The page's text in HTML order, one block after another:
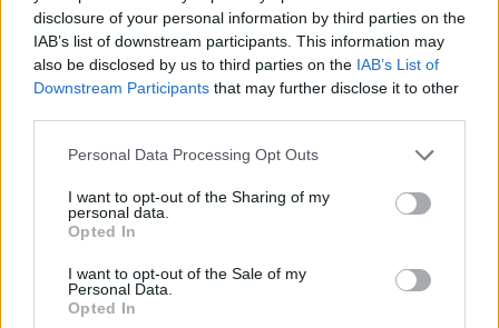
disclosure of your personal information by third parties on the
IAB’s list of downstream participants. This information may
also be disclosed by us to third parties on the IAB’s List of
Downstream Participants that may further disclose it to other
Please note that this website/app uses one or more Google
not limited to your visit or usage behaviour. You may click to
grant or deny consent to Google and its third-party tags to
use your data for below specified purposes in below Google
consent section.
Personal Data Processing Opt Outs
I want to opt-out of the Sharing of my
personal data.
Opted In
I want to opt-out of the Sale of my
Personal Data.
Opted In
Hãy cân nhắc khám phá CrossFit nếu bạn đang tìm
kiếm:
Một cộng đồng sôi nổi hỗ trợ hành trình rèn
luyện sức khỏe của bạn.
Các bài tập đa dạng giúp việc luyện tập luôn
mới mẻ và hấp dẫn.
phù hợp với trình độ thể chất cá nhân.
Một chương trình khuyến khích phát triển sức
mạnh, sức bền và sự linh hoạt.
Tóm lại, CrossFit là hình mẫu điển hình cho việc
luyện tập phù hợp với mọi lứa tuổi. Nó tạo ra một